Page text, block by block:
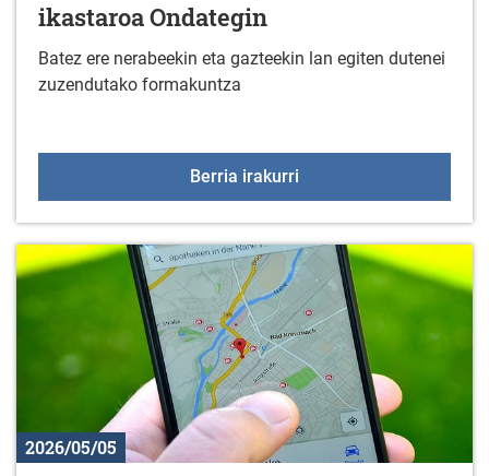
ikastaroa Ondategin
Batez ere nerabeekin eta gazteekin lan egiten dutenei
zuzendutako formakuntza
Berria irakurri
2026/05/05